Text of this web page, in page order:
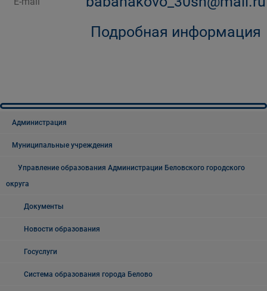
Подробная информация
Администрация
Муниципальные учреждения
Управление образования Администрации Беловского городского
округа
Документы
Новости образования
Госуслуги
Система образования города Белово